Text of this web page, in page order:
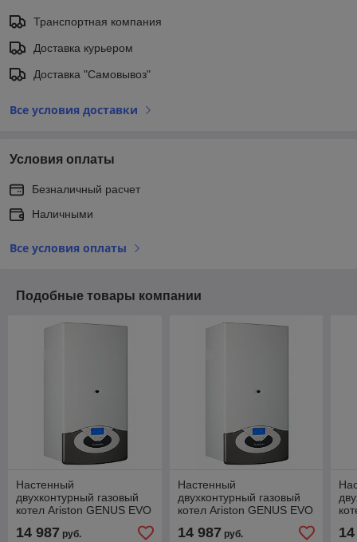
Транспортная компания
Доставка курьером
Доставка "Самовывоз"
Все условия доставки
Условия оплаты
Безналичный расчет
Наличными
Все условия оплаты
Подобные товары компании
Настенный
двухконтурный газовый
котел Ariston GENUS EVO
14 987 руб.
Настенный
двухконтурный газовый
котел Ariston GENUS EVO
14 987 руб.